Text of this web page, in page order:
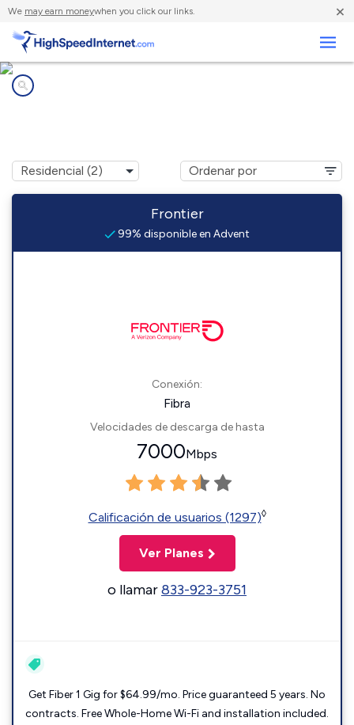
We may earn moneywhen you click our links. ×
Frontier
99% disponible en Advent
Conexión:
Fibra
Velocidades de descarga de hasta
7000Mbps
Calificación de usuarios (1297)◊
Ver Planes
o llamar833-923-3751
Get Fiber 1 Gig for $64.99/mo. Price guaranteed 5 years. No
contracts. Free Whole-Home Wi-Fi and installation included.